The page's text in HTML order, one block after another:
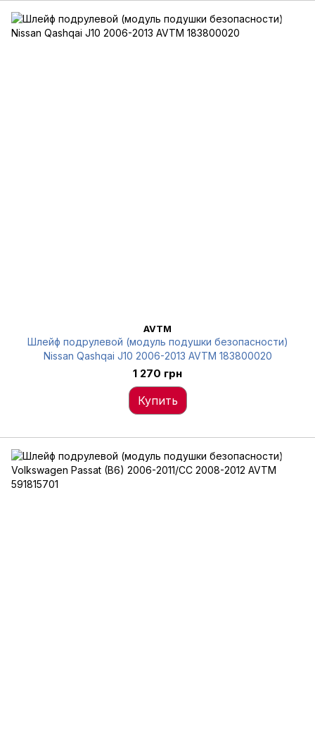
AVTM
Шлейф подрулевой (модуль подушки безопасности)
Nissan Qashqai J10 2006-2013 AVTM 183800020
1 270 грн
Купить